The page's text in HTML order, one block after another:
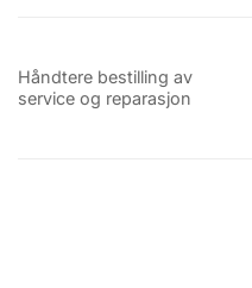
Håndtere bestilling av
service og reparasjon